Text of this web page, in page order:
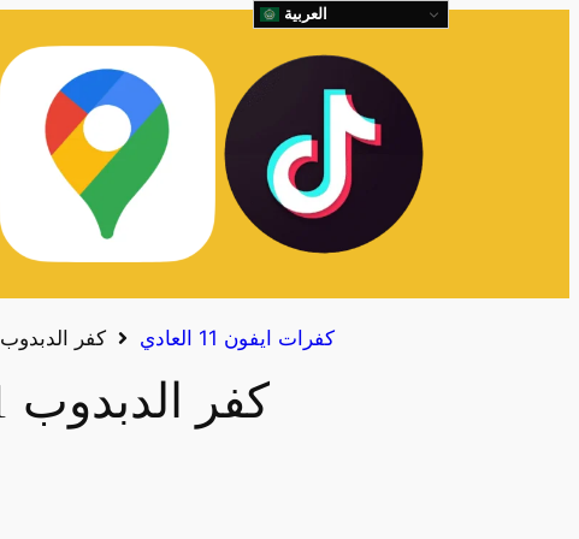
كفرات ايفون 11 العادي كفر الدبدوب 11 العادي
كفر الدبدوب 11 العادي
العربية